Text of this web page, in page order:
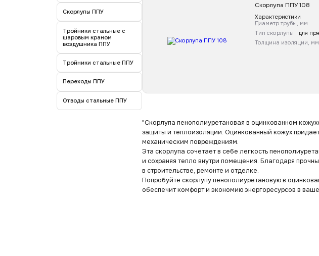
Скорлупы ППУ
Тройники стальные с
шаровым краном
воздушника ППУ
Тройники стальные ППУ
Переходы ППУ
Отводы стальные ППУ
Скорлупа ППУ 108
Характеристики
Диаметр трубы, мм
Тип скорлупы
для
Толщина изоляции, мм
"Скорлупа пенополиуретановая в оцинкованном
защиты и теплоизоляции. Оцинкованный кожух
механическим повреждениям.
Эта скорлупа сочетает в себе легкость
и сохраняя тепло внутри помещения. Благодаря
в строительстве, ремонте и отделке.
Попробуйте скорлупу пенополиуретановую в
обеспечит комфорт и экономию энергоресурсов в